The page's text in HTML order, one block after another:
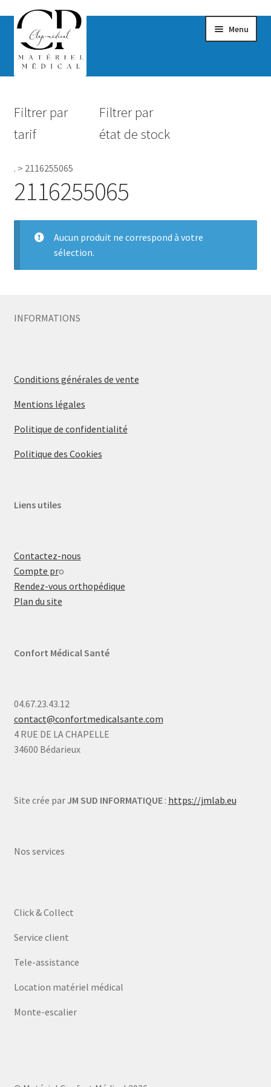
Menu
Hygiène
Accessoires Salle de bain
Pro.
Filtrer par
tarif
Filtrer par
état de stock
. > 2116255065
2116255065
Aucun produit ne correspond à votre
sélection.
INFORMATIONS
Conditions générales de vente
Mentions légales
Politique de confidentialité
Politique des Cookies
Liens utiles
Contactez-nous
Compte pro
Rendez-vous orthopédique
Plan du site
Confort Médical Santé
04.67.23.43.12
contact@confortmedicalsante.com
4 RUE DE LA CHAPELLE
34600 Bédarieux
Site crée par JM SUD INFORMATIQUE: https://jmlab.eu
Nos services
Click & Collect
Service client
Tele-assistance
Location matériel médical
Monte-escalier